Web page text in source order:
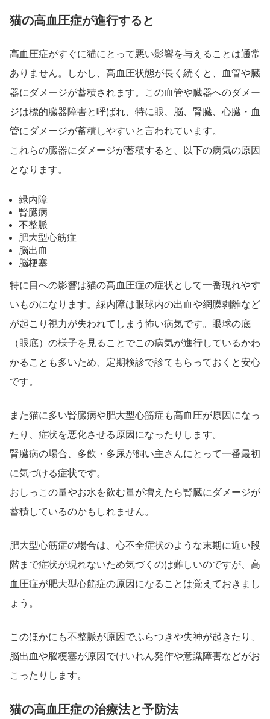
猫の高血圧症が進行すると
高血圧症がすぐに猫にとって悪い影響を与えることは通常
ありません。しかし、高血圧状態が長く続くと、血管や臓
器にダメージが蓄積されます。この血管や臓器へのダメー
ジは標的臓器障害と呼ばれ、特に眼、脳、腎臓、心臓・血
管にダメージが蓄積しやすいと言われています。
これらの臓器にダメージが蓄積すると、以下の病気の原因
となります。
緑内障
腎臓病
不整脈
肥大型心筋症
脳出血
脳梗塞
特に目への影響は猫の高血圧症の症状として一番現れやす
いものになります。緑内障は眼球内の出血や網膜剥離など
が起こり視力が失われてしまう怖い病気です。眼球の底
（眼底）の様子を見ることでこの病気が進行しているかわ
かることも多いため、定期検診で診てもらっておくと安心
です。
また猫に多い腎臓病や肥大型心筋症も高血圧が原因になっ
たり、症状を悪化させる原因になったりします。
腎臓病の場合、多飲・多尿が飼い主さんにとって一番最初
に気づける症状です。
おしっこの量やお水を飲む量が増えたら腎臓にダメージが
蓄積しているのかもしれません。
肥大型心筋症の場合は、心不全症状のような末期に近い段
階まで症状が現れないため気づくのは難しいのですが、高
血圧症が肥大型心筋症の原因になることは覚えておきまし
ょう。
このほかにも不整脈が原因でふらつきや失神が起きたり、
脳出血や脳梗塞が原因でけいれん発作や意識障害などがお
こったりします。
猫の高血圧症の治療法と予防法